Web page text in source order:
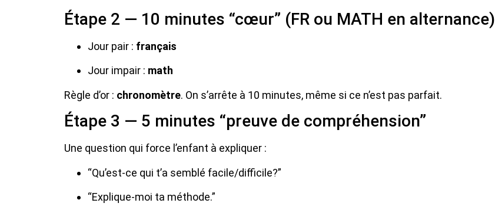
Étape 2 — 10 minutes “cœur” (FR ou MATH en alternance)
Jour pair : français
Jour impair : math
Règle d’or : chronomètre. On s’arrête à 10 minutes, même si ce n’est pas parfait.
Étape 3 — 5 minutes “preuve de compréhension”
Une question qui force l’enfant à expliquer :
“Qu’est-ce qui t’a semblé facile/difficile?”
“Explique-moi ta méthode.”